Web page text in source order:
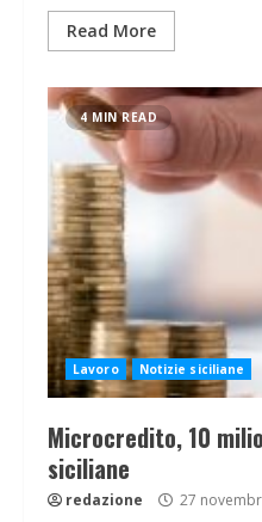
Read More
4 MIN READ
Lavoro Notizie siciliane
Microcredito, 10
siciliane
redazione 27